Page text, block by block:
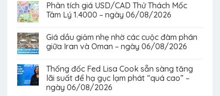
Phân tích giá USD/CAD Thử Thách Mốc
Tâm Lý 1.4000 – ngày 06/08/2026
Giá dầu giảm nhẹ nhờ các cuộc đàm phán
giữa Iran và Oman – ngày 06/08/2026
Thống đốc Fed Lisa Cook sẵn sàng tăng
lãi suất để hạ gục lạm phát “quá cao” –
ngày 06/08/2026